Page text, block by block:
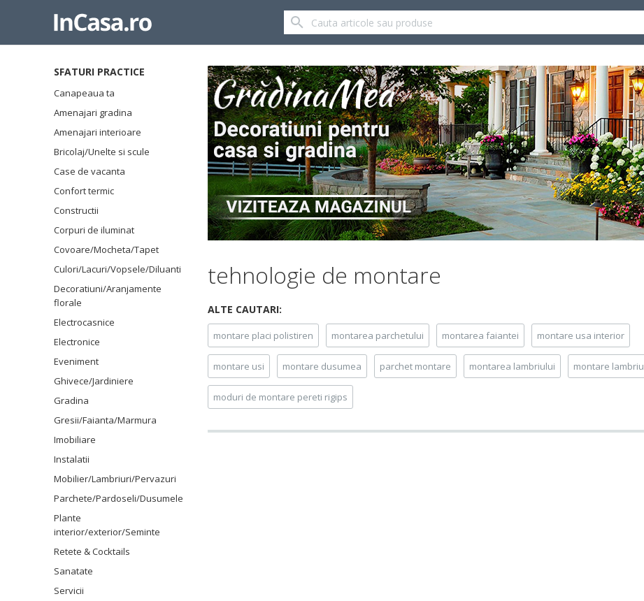
SFATURI PRACTICE
Canapeaua ta
Amenajari gradina
Amenajari interioare
Bricolaj/Unelte si scule
Case de vacanta
Confort termic
Constructii
Corpuri de iluminat
Covoare/Mocheta/Tapet
Culori/Lacuri/Vopsele/Diluanti
Decoratiuni/Aranjamente
florale
Electrocasnice
Electronice
Eveniment
Ghivece/Jardiniere
Gradina
Gresii/Faianta/Marmura
Imobiliare
Instalatii
Mobilier/Lambriuri/Pervazuri
Parchete/Pardoseli/Dusumele
Plante
interior/exterior/Seminte
Retete & Cocktails
Sanatate
Servicii
tehnologie de montare
ALTE CAUTARI:
montare placi polistiren montarea parchetului montarea faiantei montare usa interior
montare usi montare dusumea parchet montare montarea lambriului montare lambriu
moduri de montare pereti rigips